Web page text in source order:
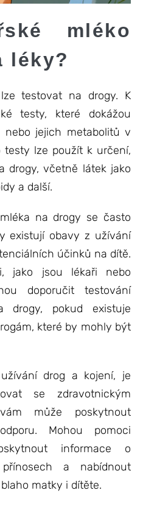
mléko
léky?
testovat na drogy. K
testy, které dokážou
nebo jejich metabolitů v
testy lze použít k určení,
drogy, včetně látek jako
a další.
na drogy se často
existují obavy z užívání
účinků na dítě.
jako jsou lékaři nebo
doporučit testování
drogy, pokud existuje
které by mohly být
drog a kojení, je
se zdravotnickým
může poskytnout
Mohou pomoci
informace o
a nabídnout
matky i dítěte.